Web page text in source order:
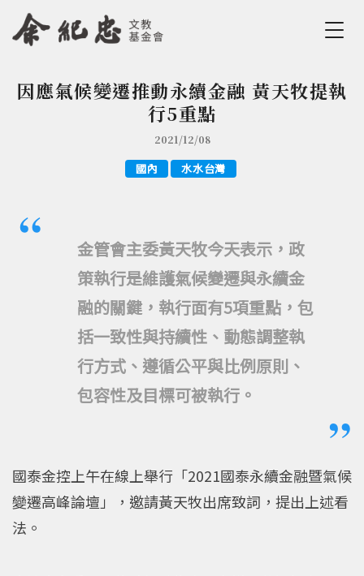
Jump to Navigation
Jump to Main content
您在這裡
因應氣候變遷推動永續金融 黃天牧提執
行5重點
2021/12/08
國內 水水台灣
金管會主委黃天牧今天表示，政
策執行是維護氣候變遷與永續金
融的關鍵，執行面有5項重點，包
括一致性與持續性、動態調整執
行方式、遵循公平與比例原則、
包容性及目標可被執行。
國泰金控上午在線上舉行「2021國泰永續金融暨氣候
變遷高峰論壇」，邀請黃天牧出席致詞，提出上述看
法。